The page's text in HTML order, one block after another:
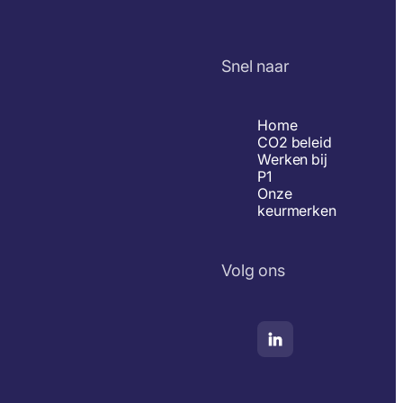
Snel naar
Home
CO2 beleid
Werken bij
P1
Onze
keurmerken
Volg ons